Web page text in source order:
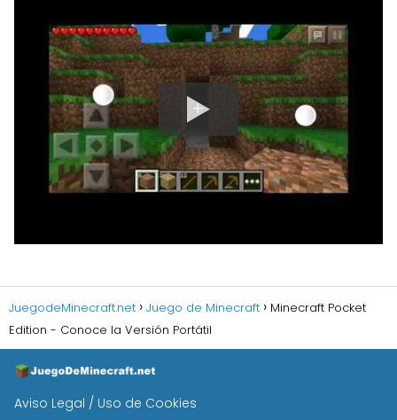
JuegodeMinecraft.net Juego de Minecraft
Minecraft Pocket
Edition - Conoce la Versión Portátil
Aviso Legal / Uso de Cookies